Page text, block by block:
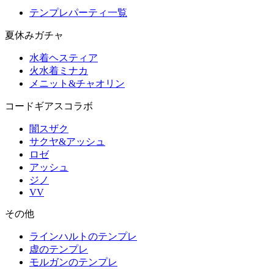
テンプレパーティ一覧
夏休みガチャ
水着ヘスティア
火水着ミナカ
メニット&チャオリン
コードギアスコラボ
闇スザク
サクヤ&アッシュ
ロゼ
アッシュ
ジノ
VV
その他
ラインハルトのテンプレ
虚のテンプレ
モルガンのテンプレ